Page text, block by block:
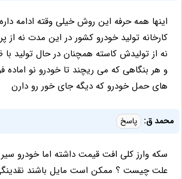
اینها همه حرفه این روش خیلی وقته ادامه
کارخانه تولید خودرو کشور در این مدت نه از
نه از تولیدش کاسته همچنان در حال تولید با
و هر بنگاهی که می ریچند تا خودرو نو اماده
های حمل خودرو که دیگه جای خور رو دارن
محمد ق: پاسخ
سکه وارز کلی افت قیمت داشته اما خودرو
علت چیست ؟ ممکن است مایل باشند